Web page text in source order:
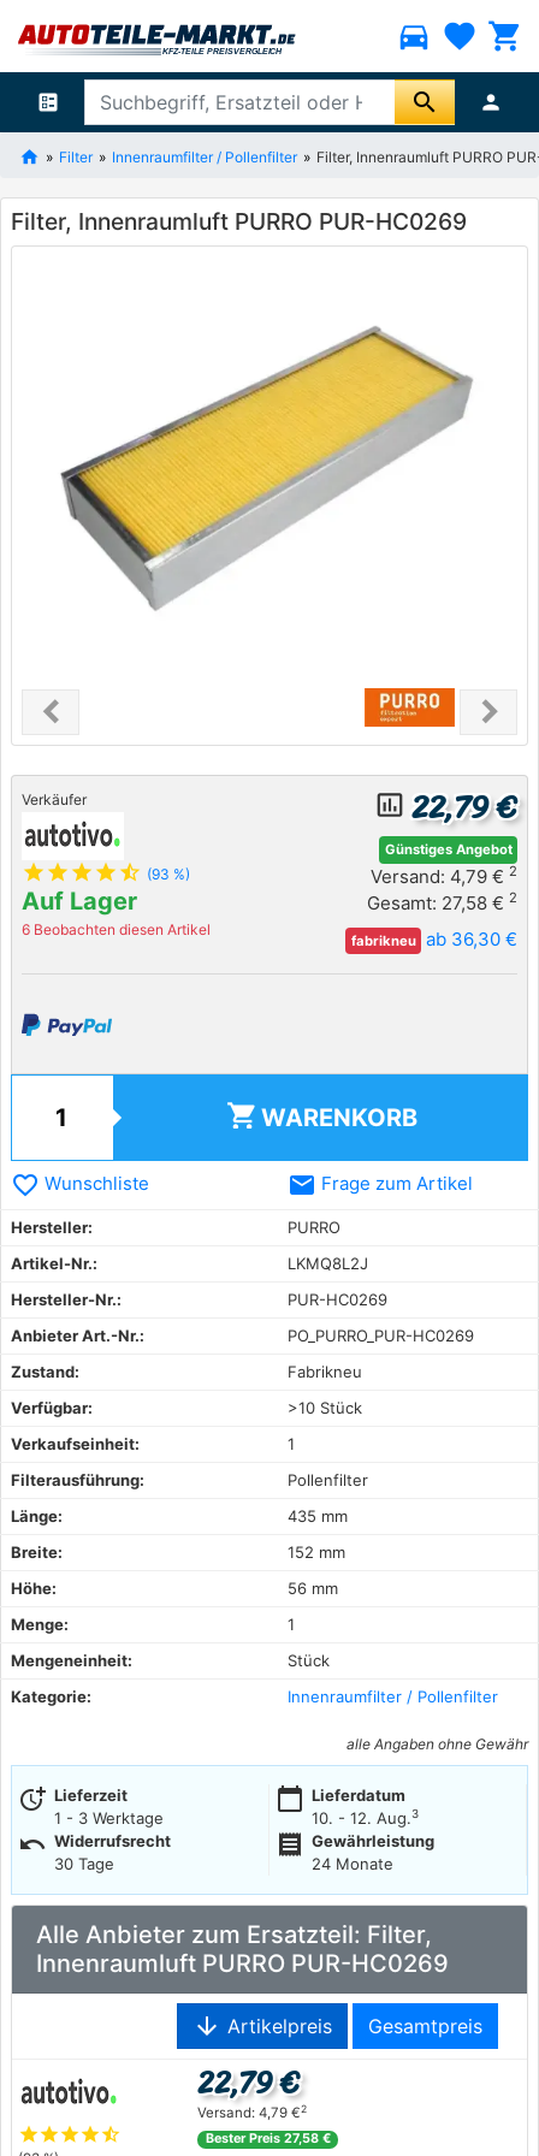
directions_car favorite shopping_cart
ballot search person
Filter Innenraumfilter / Pollenfilter Filter, Innenraumluft PURRO
Filter, Innenraumluft PURRO PUR-HC0269
chevron_leftPrevious chevron_right
Next
Verkäufer
star star star star star_half (93 %)
Auf Lager
6 Beobachten diesen Artikel
insert_chart_outlined 22,79 €
Günstiges Angebot
Versand: 4,79 € 2
Gesamt: 27,58 € 2
fabrikneu ab 36,30 €
shopping_cart WARENKORB
favorite_border Wunschliste email Frage zum Artikel
Hersteller:
PURRO
Artikel-Nr.:
LKMQ8L2J
Hersteller-Nr.:
PUR-HC0269
Anbieter Art.-Nr.:
PO_PURRO_PUR-HC0269
Zustand:
Fabrikneu
Verfügbar:
>10 Stück
Verkaufseinheit:
1
Filterausführung:
Pollenfilter
Länge:
435 mm
Breite:
152 mm
Höhe:
56 mm
Menge:
1
Mengeneinheit:
Stück
Kategorie:
Innenraumfilter / Pollenfilter
alle Angaben ohne Gewähr
more_time Lieferzeit
1 - 3 Werktage
calendar_today Lieferdatum
10. - 12. Aug.3
undo Widerrufsrecht
30 Tage
receipt
Gewährleistung
24 Monate
Alle Anbieter zum Ersatzteil: Filter,
Innenraumluft PURRO PUR-HC0269
arrow_downward Artikelpreis Gesamtpreis
starstarstarstarstar_half
22,79 €
Versand: 4,79 €2
Bester Preis 27,58 €